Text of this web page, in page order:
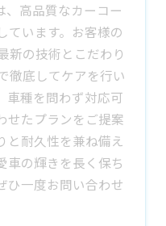
、高品質なカーコー
ています。お客様の
新の技術とこだわり
徹底してケアを行い
車種を問わず対応可
せたプランをご提案
と耐久性を兼ね備え
車の輝きを長く保ち
ひ一度お問い合わせ